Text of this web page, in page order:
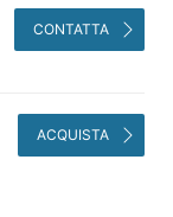
CONTATTA
ACQUISTA